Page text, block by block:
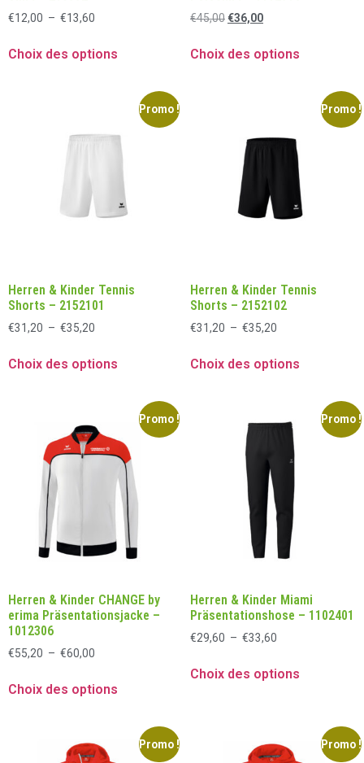
€12,00 – €13,60
Choix des options
€45,00 €36,00
Choix des options
Promo !
Herren & Kinder Tennis
Shorts – 2152101
€31,20 – €35,20
Choix des options
Promo !
Herren & Kinder Tennis
Shorts – 2152102
€31,20 – €35,20
Choix des options
Promo !
Herren & Kinder CHANGE by
erima Präsentationsjacke –
1012306
€55,20 – €60,00
Choix des options
Promo !
Herren & Kinder Miami
Präsentationshose – 1102401
€29,60 – €33,60
Choix des options
Promo ! Promo !